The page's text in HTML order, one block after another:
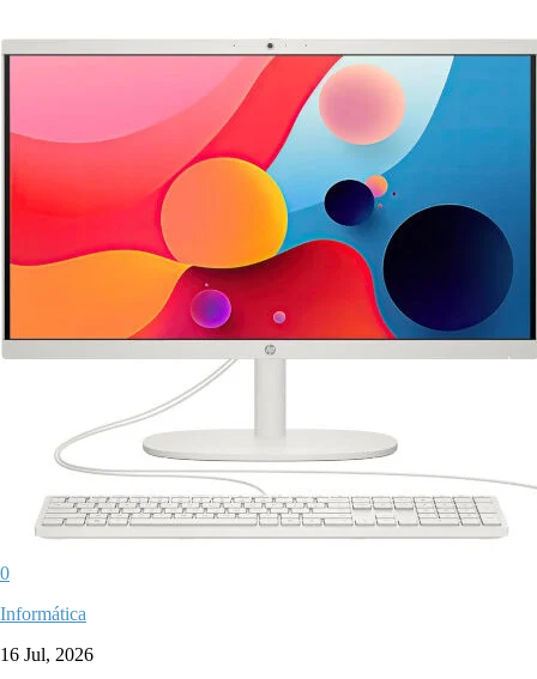
0
Informática
16 Jul, 2026